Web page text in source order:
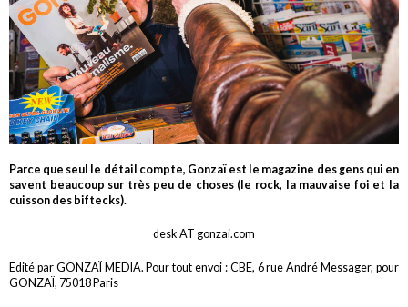
Parce que seul le détail compte, Gonzaï est le magazine des gens qui en
savent beaucoup sur très peu de choses (le rock, la mauvaise foi et la
cuisson des biftecks).
desk AT gonzai.com
Edité par GONZAÏ MEDIA. Pour tout envoi : CBE, 6 rue André Messager, pour
GONZAÏ, 75018 Paris